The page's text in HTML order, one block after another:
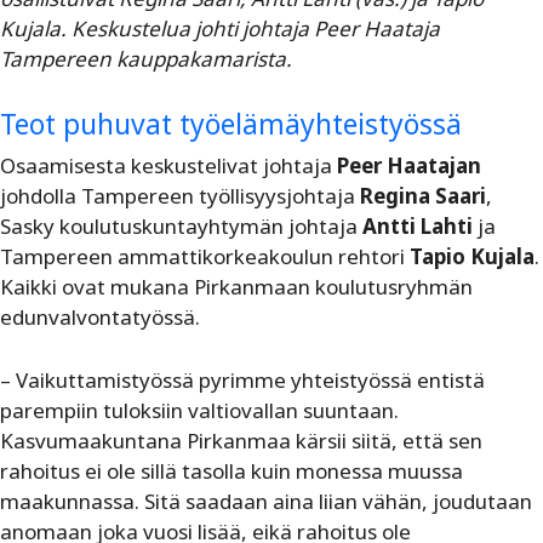
Kujala. Keskustelua johti johtaja Peer Haataja
Tampereen kauppakamarista.
Teot puhuvat työelämäyhteistyössä
Osaamisesta keskustelivat johtaja Peer Haatajan
johdolla Tampereen työllisyysjohtaja Regina Saari,
Sasky koulutuskuntayhtymän johtaja Antti Lahti ja
Tampereen ammattikorkeakoulun rehtori Tapio Kujala.
Kaikki ovat mukana Pirkanmaan koulutusryhmän
edunvalvontatyössä.
– Vaikuttamistyössä pyrimme yhteistyössä entistä
parempiin tuloksiin valtiovallan suuntaan.
Kasvumaakuntana Pirkanmaa kärsii siitä, että sen
rahoitus ei ole sillä tasolla kuin monessa muussa
maakunnassa. Sitä saadaan aina liian vähän, joudutaan
anomaan joka vuosi lisää, eikä rahoitus ole